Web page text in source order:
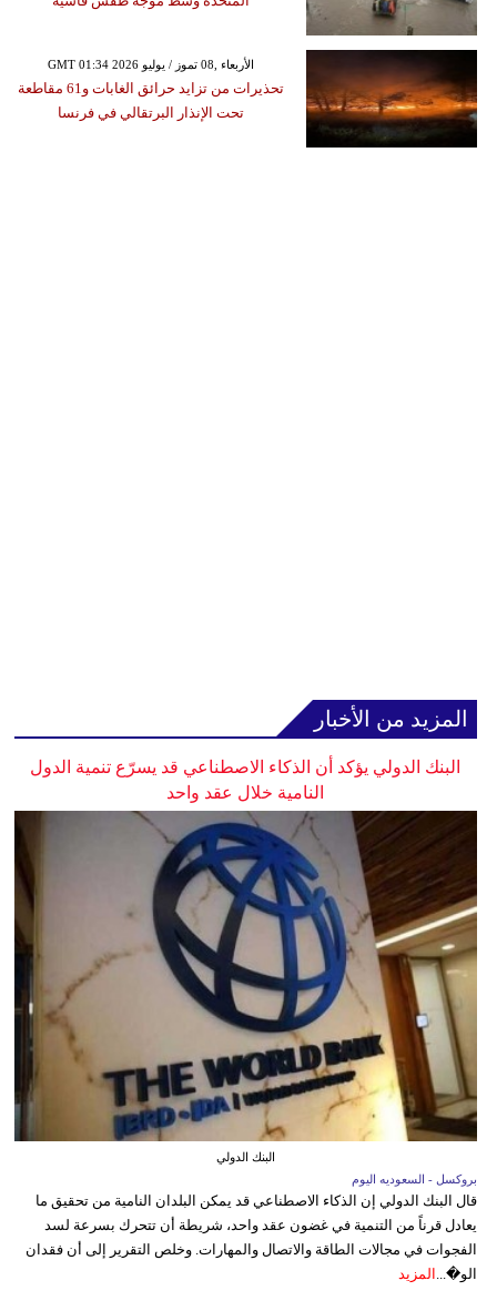
GMT 01:34 2026 الأربعاء ,08 تموز / يوليو
تحذيرات من تزايد حرائق الغابات و61 مقاطعة
تحت الإنذار البرتقالي في فرنسا
المزيد من الأخبار
البنك الدولي يؤكد أن الذكاء الاصطناعي قد يسرّع تنمية الدول
النامية خلال عقد واحد
البنك الدولي
بروكسل - السعوديه اليوم
قال البنك الدولي إن الذكاء الاصطناعي قد يمكن البلدان النامية من تحقيق ما
يعادل قرناً من التنمية في غضون عقد واحد، شريطة أن تتحرك بسرعة لسد
الفجوات في مجالات الطاقة والاتصال والمهارات. وخلص التقرير إلى أن فقدان
الو�... المزيد